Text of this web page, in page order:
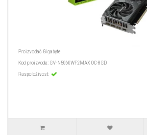
Proizvođač Gigabyte
Kod proizvoda: GV-N5060WF2MAX OC-8GD
Raspoloživost: